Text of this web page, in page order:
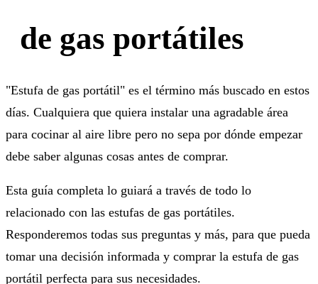
de gas portátiles
"Estufa de gas portátil" es el término más buscado en estos
días. Cualquiera que quiera instalar una agradable área
para cocinar al aire libre pero no sepa por dónde empezar
debe saber algunas cosas antes de comprar.
Esta guía completa lo guiará a través de todo lo
relacionado con las estufas de gas portátiles.
Responderemos todas sus preguntas y más, para que pueda
tomar una decisión informada y comprar la estufa de gas
portátil perfecta para sus necesidades.